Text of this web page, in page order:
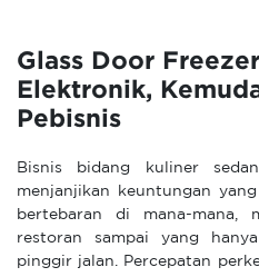
Glass Door
Elektronik,
Pebisnis
Bisnis bidang kuliner
menjanjikan keuntungan
bertebaran di mana-mana,
restoran sampai yang
pinggir jalan. Percepatan